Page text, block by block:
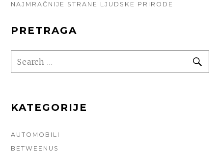
NAJMRAČNIJE STRANE LJUDSKE PRIRODE
PRETRAGA
SEARCH
FOR:
KATEGORIJE
AUTOMOBILI
BETWEENUS